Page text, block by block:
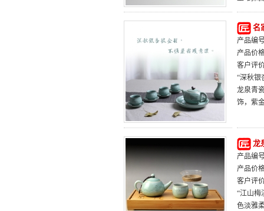
名
产品编
产品价
客户评
“深秋银
龙泉青
饰，紫
龙
产品编
产品价
客户评
“江山梅
色淡雅